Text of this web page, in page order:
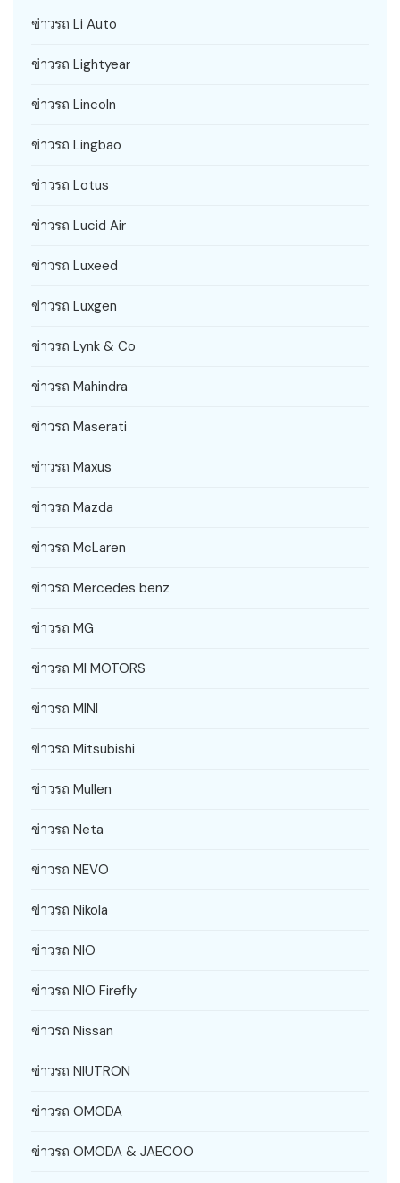
ข่าวรถ Li Auto
ข่าวรถ Lightyear
ข่าวรถ Lincoln
ข่าวรถ Lingbao
ข่าวรถ Lotus
ข่าวรถ Lucid Air
ข่าวรถ Luxeed
ข่าวรถ Luxgen
ข่าวรถ Lynk & Co
ข่าวรถ Mahindra
ข่าวรถ Maserati
ข่าวรถ Maxus
ข่าวรถ Mazda
ข่าวรถ McLaren
ข่าวรถ Mercedes benz
ข่าวรถ MG
ข่าวรถ MI MOTORS
ข่าวรถ MINI
ข่าวรถ Mitsubishi
ข่าวรถ Mullen
ข่าวรถ Neta
ข่าวรถ NEVO
ข่าวรถ Nikola
ข่าวรถ NIO
ข่าวรถ NIO Firefly
ข่าวรถ Nissan
ข่าวรถ NIUTRON
ข่าวรถ OMODA
ข่าวรถ OMODA & JAECOO